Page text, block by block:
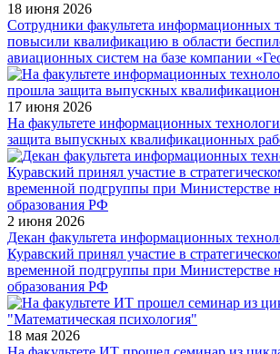
18 июня 2026
Сотрудники факультета информационных
повысили квалификацию в области
авиационных систем на базе компании
17 июня 2026
На факультете информационных
защита выпускных квалификационных
2 июня 2026
Декан факультета информационных
Куравский принял участие в
временной подгруппы при Министерстве
образования РФ
18 мая 2026